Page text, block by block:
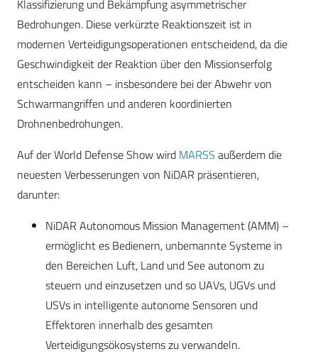
Klassifizierung und Bekämpfung asymmetrischer
Bedrohungen. Diese verkürzte Reaktionszeit ist in
modernen Verteidigungsoperationen entscheidend, da die
Geschwindigkeit der Reaktion über den Missionserfolg
entscheiden kann – insbesondere bei der Abwehr von
Schwarmangriffen und anderen koordinierten
Drohnenbedrohungen.
Auf der World Defense Show wird MARSS außerdem die
neuesten Verbesserungen von NiDAR präsentieren,
darunter:
NiDAR Autonomous Mission Management (AMM) –
ermöglicht es Bedienern, unbemannte Systeme in
den Bereichen Luft, Land und See autonom zu
steuern und einzusetzen und so UAVs, UGVs und
USVs in intelligente autonome Sensoren und
Effektoren innerhalb des gesamten
Verteidigungsökosystems zu verwandeln.